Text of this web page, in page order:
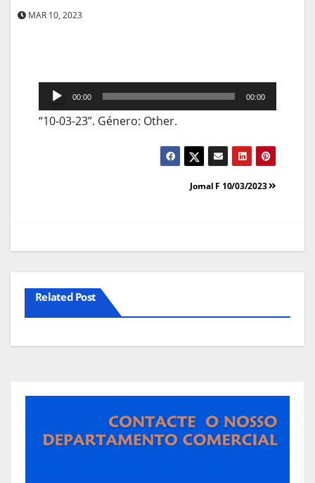
MAR 10, 2023
Reprodutor
de
00:00 00:00
“10-03-23”. Género: Other.
Jornal F 10/03/2023
Related Post